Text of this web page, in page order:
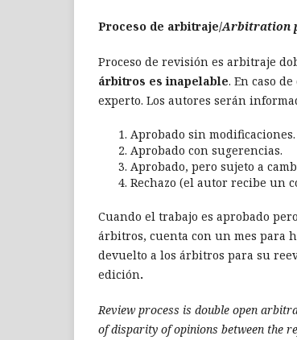
Proceso de arbitraje/Arbitration
Proceso de revisión es arbitraje
árbitros es inapelable. En caso
experto. Los autores serán
Aprobado sin modificaciones.
Aprobado con sugerencias.
Aprobado, pero sujeto a
Rechazo (el autor recibe un
Cuando el trabajo es aprobado
árbitros, cuenta con un mes para
devuelto a los árbitros para su
edición.
Review process is double open
of disparity of opinions between the